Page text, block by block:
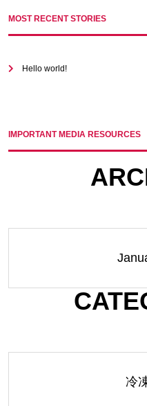
MOST RECENT STORIES
Hello world!
IMPORTANT MEDIA RESOURCES
冷